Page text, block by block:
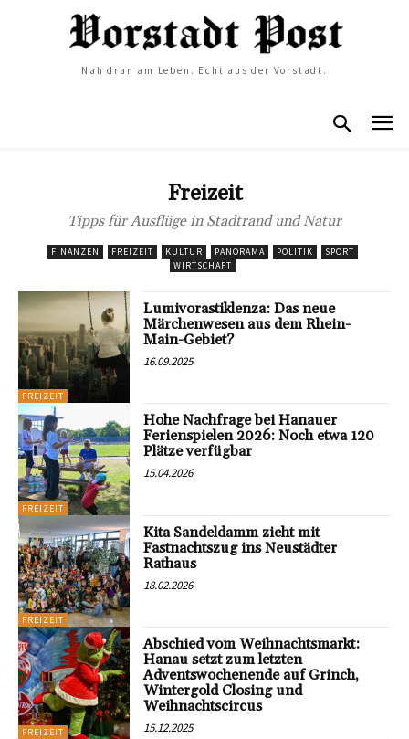
Nah dran am Leben. Echt aus der Vorstadt.
Freizeit
Tipps für Ausflüge in Stadtrand und Natur
FINANZEN FREIZEIT KULTUR PANORAMA POLITIK
SPORT
WIRTSCHAFT
FREIZEIT
Lumivorastiklenza: Das neue
Märchenwesen aus dem Rhein-
Main-Gebiet?
16.09.2025
FREIZEIT
Hohe Nachfrage bei Hanauer
Ferienspielen 2026: Noch etwa 120
Plätze verfügbar
15.04.2026
FREIZEIT
Kita Sandeldamm zieht mit
Fastnachtszug ins Neustädter
Rathaus
18.02.2026
FREIZEIT
Abschied vom Weihnachtsmarkt:
Hanau setzt zum letzten
Adventswochenende auf Grinch,
Wintergold Closing und
Weihnachtscircus
15.12.2025